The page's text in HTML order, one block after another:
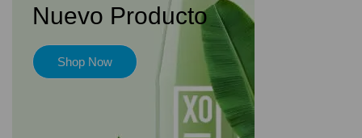
Nuevo Producto
Shop Now